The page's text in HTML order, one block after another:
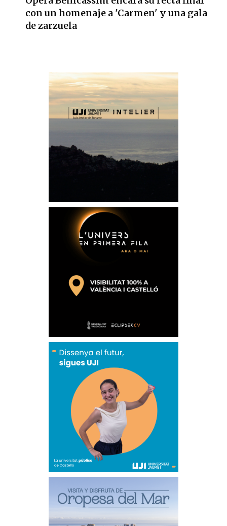
con un homenaje a 'Carmen' y una gala
de zarzuela